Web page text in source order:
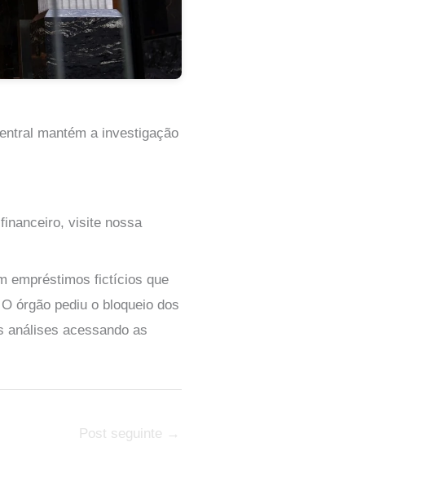
mantém a investigação
visite nossa
empréstimos fictícios que
órgão pediu o bloqueio dos
análises acessando as
Post seguinte →